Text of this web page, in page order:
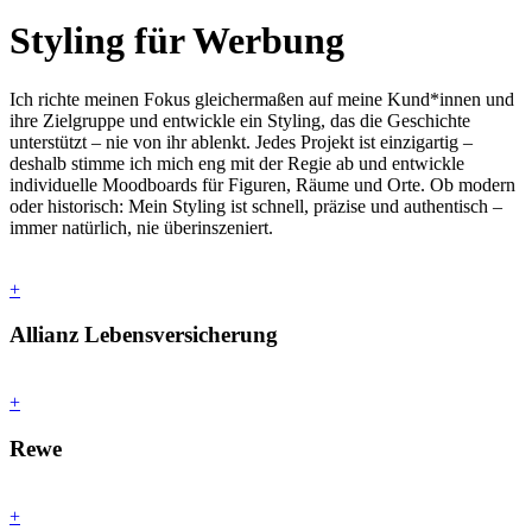
Styling für Werbung
Ich richte meinen Fokus gleichermaßen auf meine Kund*innen und
ihre Zielgruppe und entwickle ein Styling, das die Geschichte
unterstützt – nie von ihr ablenkt. Jedes Projekt ist einzigartig –
deshalb stimme ich mich eng mit der Regie ab und entwickle
individuelle Moodboards für Figuren, Räume und Orte. Ob modern
oder historisch: Mein Styling ist schnell, präzise und authentisch –
immer natürlich, nie überinszeniert.
+
Allianz Lebensversicherung
+
Rewe
+